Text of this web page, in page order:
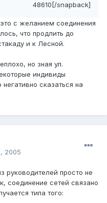
48610[/snapback]
с желанием соединения
что продлить до
и к Лесной.
но зная ул.
индивиды
сказаться на
2005
руководителей просто не
соединение сетей связано
типа того: